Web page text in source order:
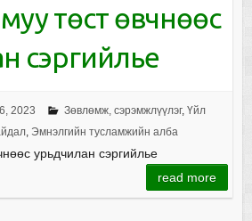
төст өвчнөөс
сэргийлье
2023 Зөвлөмж, сэрэмжлүүлэг, Үйл
, Эмнэлгийн тусламжийн алба
урьдчилан сэргийлье
read more